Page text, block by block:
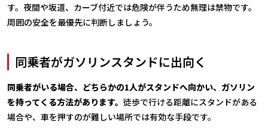
す。夜間や坂道、カーブ付近では危険が伴うため無理は禁物です。
周囲の安全を最優先に判断しましょう。
同乗者がガソリンスタンドに出向く
同乗者がいる場合、どちらかの1人がスタンドへ向かい、ガソリン
を持ってくる方法があります。 徒歩で行ける距離にスタンドがある
場合や、車を押すのが難しい場所では有効な手段です。